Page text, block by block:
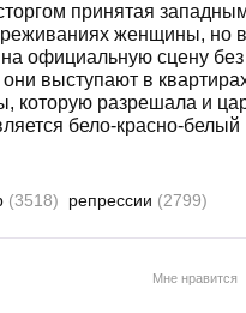
принятая
женщины, но
официальную сцену
выступают в
которую разрешала и
бело-красно-
(3518) репрессии (2799)
Мне нравится